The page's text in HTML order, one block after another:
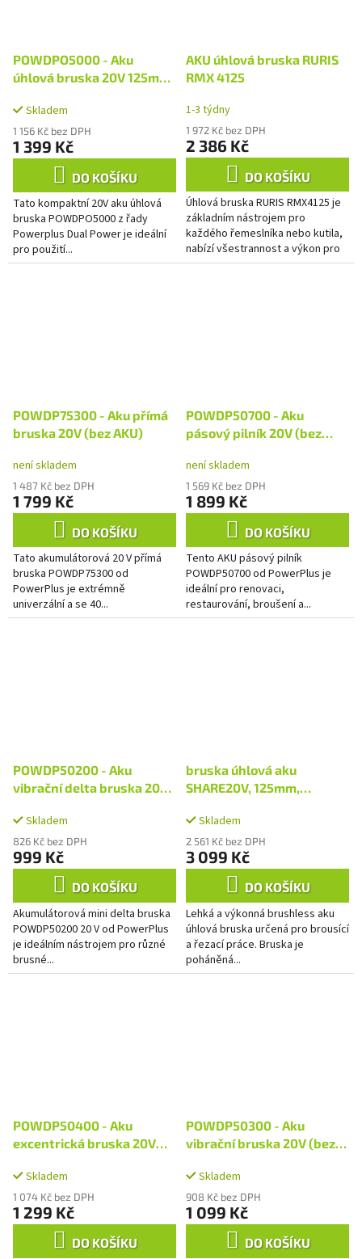
POWDPO5000 - Aku
úhlová bruska 20V 125mm
Skladem
1 156 Kč bez DPH
1 399 Kč
DO KOŠÍKU
Tato kompaktní 20V aku úhlová
bruska POWDPO5000 z řady
Powerplus Dual Power je ideální
pro použití...
AKU úhlová bruska RURIS
RMX 4125
1-3 týdny
1 972 Kč bez DPH
2 386 Kč
DO KOŠÍKU
Úhlová bruska RURIS RMX4125 je
základním nástrojem pro
každého řemeslníka nebo kutila,
nabízí všestrannost a výkon pro
různé řezací, brusné a
POWDP75300 - Aku přímá
bruska 20V (bez AKU)
není skladem
1 487 Kč bez DPH
1 799 Kč
DO KOŠÍKU
Tato akumulátorová 20 V přímá
bruska POWDP75300 od
PowerPlus je extrémně
univerzální a se 40...
POWDP50700 - Aku
pásový pilník 20V (bez
není skladem
1 569 Kč bez DPH
1 899 Kč
DO KOŠÍKU
Tento AKU pásový pilník
POWDP50700 od PowerPlus je
ideální pro renovaci,
restaurování, broušení a...
POWDP50200 - Aku
vibrační delta bruska 20V
Skladem
826 Kč bez DPH
999 Kč
DO KOŠÍKU
Akumulátorová mini delta bruska
POWDP50200 20 V od PowerPlus
je ideálním nástrojem pro různé
brusné...
bruska úhlová aku
SHARE20V, 125mm,
4000mAh
Skladem
2 561 Kč bez DPH
3 099 Kč
DO KOŠÍKU
Lehká a výkonná brushless aku
úhlová bruska určená pro brousící
a řezací práce. Bruska je
poháněná...
POWDP50400 - Aku
excentrická bruska 20V
Skladem
1 074 Kč bez DPH
1 299 Kč
DO KOŠÍKU
POWDP50300 - Aku
vibrační bruska 20V (bez
Skladem
908 Kč bez DPH
1 099 Kč
DO KOŠÍKU